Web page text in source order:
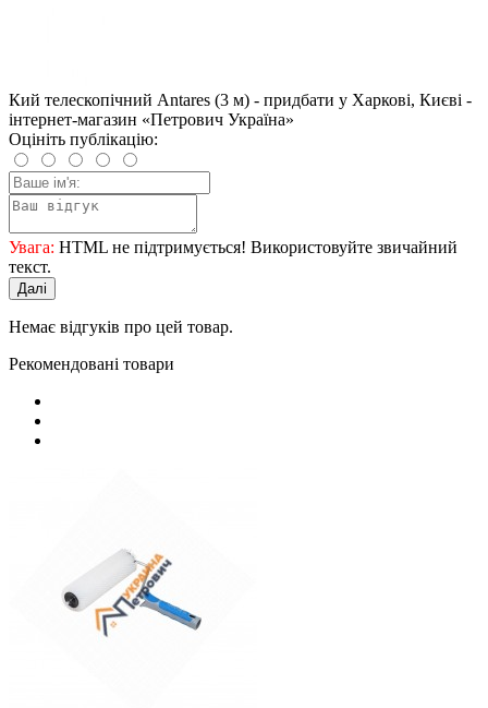
Кий телескопічний Antares (3 м) - придбати у Харкові, Києві -
інтернет-магазин «Петрович Україна»
Оцініть публікацію:
Увага: HTML не підтримується! Використовуйте звичайний
текст.
Далі
Немає відгуків про цей товар.
Рекомендовані товари